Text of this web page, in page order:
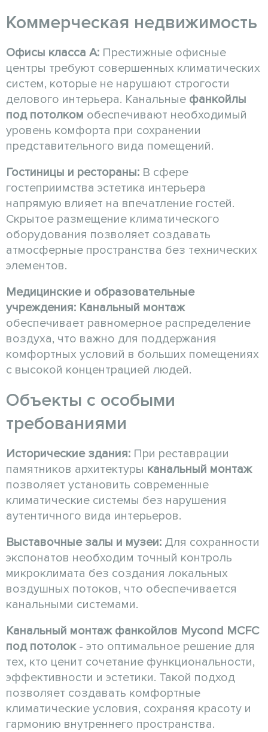
Коммерческая недвижимость
Офисы класса А: Престижные офисные
центры требуют совершенных климатических
систем, которые не нарушают строгости
делового интерьера. Канальные фанкойлы
под потолком обеспечивают необходимый
уровень комфорта при сохранении
представительного вида помещений.
Гостиницы и рестораны: В сфере
гостеприимства эстетика интерьера
напрямую влияет на впечатление гостей.
Скрытое размещение климатического
оборудования позволяет создавать
атмосферные пространства без технических
элементов.
Медицинские и образовательные
учреждения: Канальный монтаж
обеспечивает равномерное распределение
воздуха, что важно для поддержания
комфортных условий в больших помещениях
с высокой концентрацией людей.
Объекты с особыми
требованиями
Исторические здания: При реставрации
памятников архитектуры канальный монтаж
позволяет установить современные
климатические системы без нарушения
аутентичного вида интерьеров.
Выставочные залы и музеи: Для сохранности
экспонатов необходим точный контроль
микроклимата без создания локальных
воздушных потоков, что обеспечивается
канальными системами.
Канальный монтаж фанкойлов Mycond MCFC
под потолок- это оптимальное решение для
тех, кто ценит сочетание функциональности,
эффективности и эстетики. Такой подход
позволяет создавать комфортные
климатические условия, сохраняя красоту и
гармонию внутреннего пространства.